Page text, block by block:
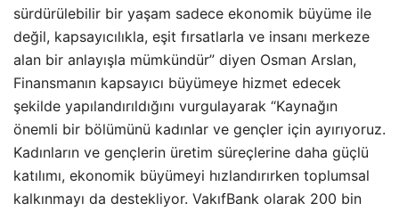
sürdürülebilir bir yaşam sadece ekonomik büyüme ile
değil, kapsayıcılıkla, eşit fırsatlarla ve insanı merkeze
alan bir anlayışla mümkündür” diyen Osman Arslan,
Finansmanın kapsayıcı büyümeye hizmet edecek
şekilde yapılandırıldığını vurgulayarak “Kaynağın
önemli bir bölümünü kadınlar ve gençler için ayırıyoruz.
Kadınların ve gençlerin üretim süreçlerine daha güçlü
katılımı, ekonomik büyümeyi hızlandırırken toplumsal
kalkınmayı da destekliyor. VakıfBank olarak 200 bin